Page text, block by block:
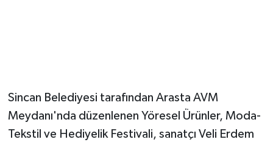
Sincan Belediyesi tarafından Arasta AVM
Meydanı'nda düzenlenen Yöresel Ürünler, Moda-
Tekstil ve Hediyelik Festivali, sanatçı Veli Erdem
Sokak Hayvanlarını Sahiplendirme
Sonsöz Özel